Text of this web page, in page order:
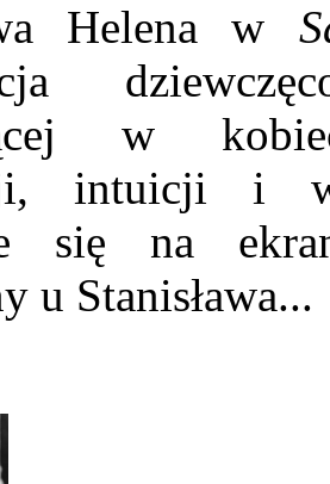
Helena w
w
intuicji i
się na
u Stanisława...